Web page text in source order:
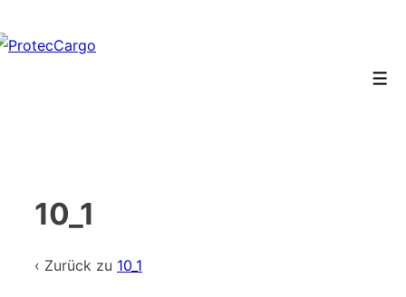
Zum
10_1
‹ Zurück zu 10_1